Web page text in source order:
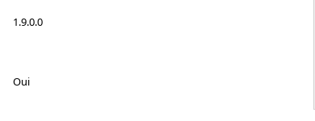
1.9.0.0
Oui